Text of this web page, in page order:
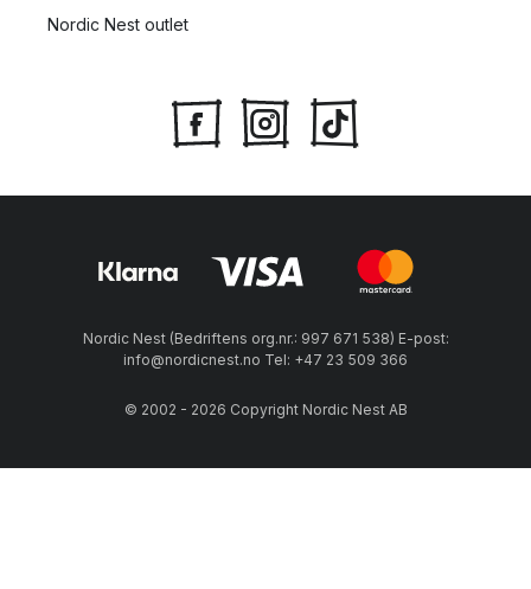
Nordic Nest outlet
Nordic Nest (Bedriftens org.nr.: 997 671 538) E-post:
info@nordicnest.no Tel: +47 23 509 366
© 2002 - 2026 Copyright Nordic Nest AB